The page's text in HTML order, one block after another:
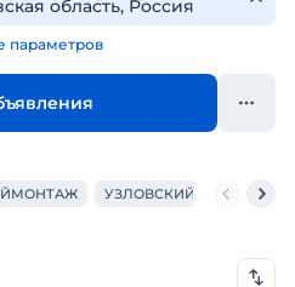
параметров
УЗЛОВСКИЙ МЗ